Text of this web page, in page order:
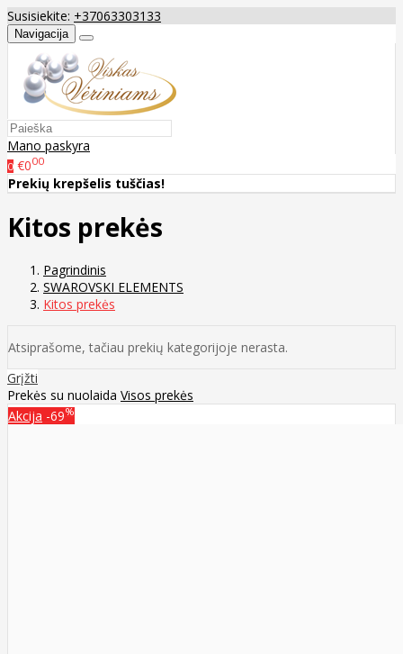
Susisiekite: +37063303133
Navigacija
Mano paskyra
0 €000
Prekių krepšelis tuščias!
Kitos prekės
Pagrindinis
SWAROVSKI ELEMENTS
Kitos prekės
Atsiprašome, tačiau prekių kategorijoje nerasta.
Grįžti
Prekės su nuolaida Visos prekės
Akcija -69%